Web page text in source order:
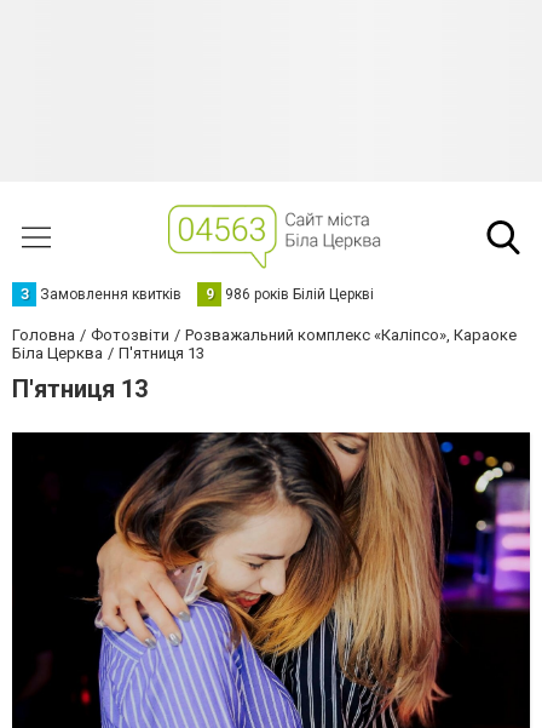
З Замовлення квитків 9 986 років Білій Церкві
Головна Фотозвіти
Розважальний комплекс «Каліпсо», Караоке
Біла Церква
П'ятниця 13
П'ятниця 13